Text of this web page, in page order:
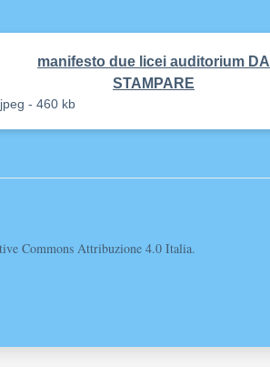
manifesto due licei auditorium DA
STAMPARE
jpeg - 460 kb
Commons Attribuzione 4.0 Italia.